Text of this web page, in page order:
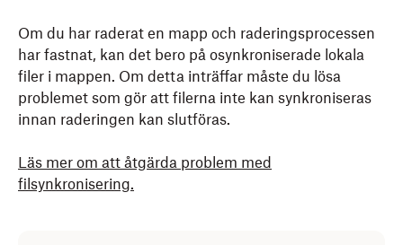
Om du har raderat en mapp och raderingsprocessen
har fastnat, kan det bero på osynkroniserade lokala
filer i mappen. Om detta inträffar måste du lösa
problemet som gör att filerna inte kan synkroniseras
innan raderingen kan slutföras.
Läs mer om att åtgärda problem med
filsynkronisering.